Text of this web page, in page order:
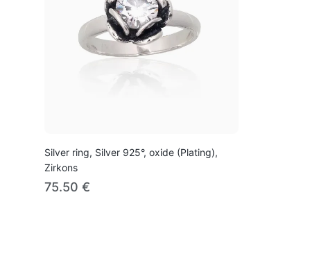
Silver ring, Silver 925°, oxide (Plating),
Zirkons
75.50 €